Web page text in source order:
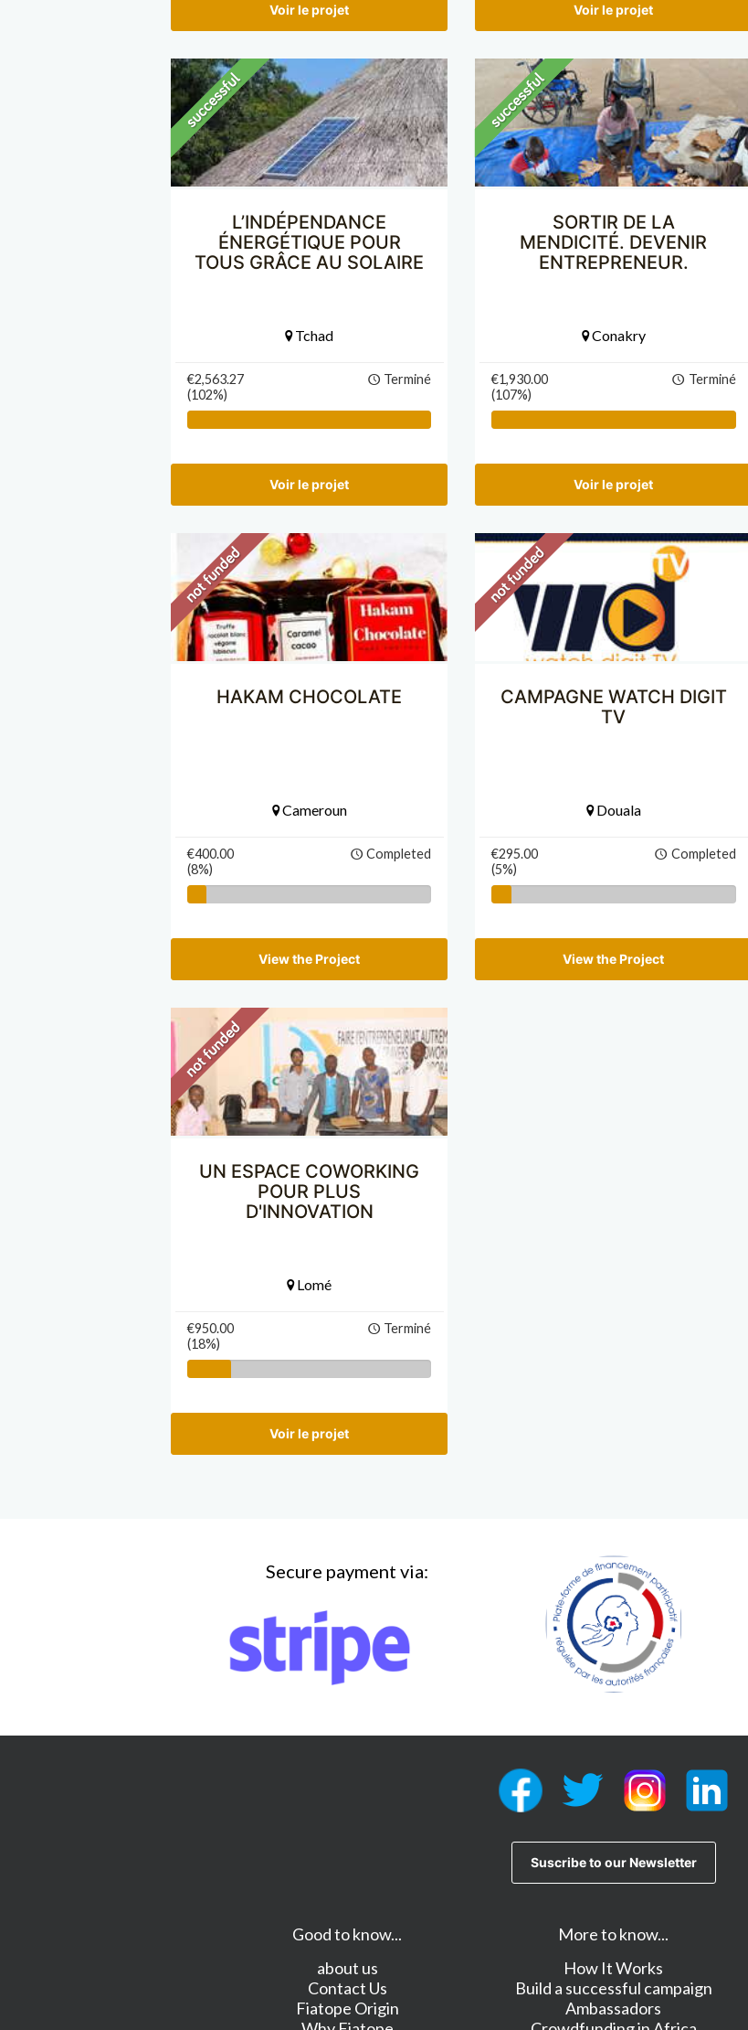
Voir le projet Voir le projet
L’INDÉPENDANCE
ÉNERGÉTIQUE POUR
TOUS GRÂCE AU SOLAIRE
Tchad
€2,563.27
(102%)
Terminé
Voir le projet
SORTIR DE LA
MENDICITÉ. DEVENIR
ENTREPRENEUR.
Conakry
€1,930.00
(107%)
Terminé
Voir le projet
HAKAM CHOCOLATE
Cameroun
€400.00
(8%)
Completed
View the Project
CAMPAGNE WATCH DIGIT
TV
Douala
€295.00
(5%)
Completed
View the Project
UN ESPACE COWORKING
POUR PLUS
D'INNOVATION
Lomé
€950.00
(18%)
Terminé
Voir le projet
Secure payment via:
Good to know...
about us
Contact Us
Fiatope Origin
More to know...
How It Works
Build a successful campaign
Ambassadors